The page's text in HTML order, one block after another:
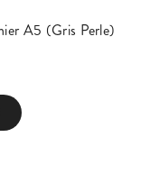
A5 (Gris Perle)